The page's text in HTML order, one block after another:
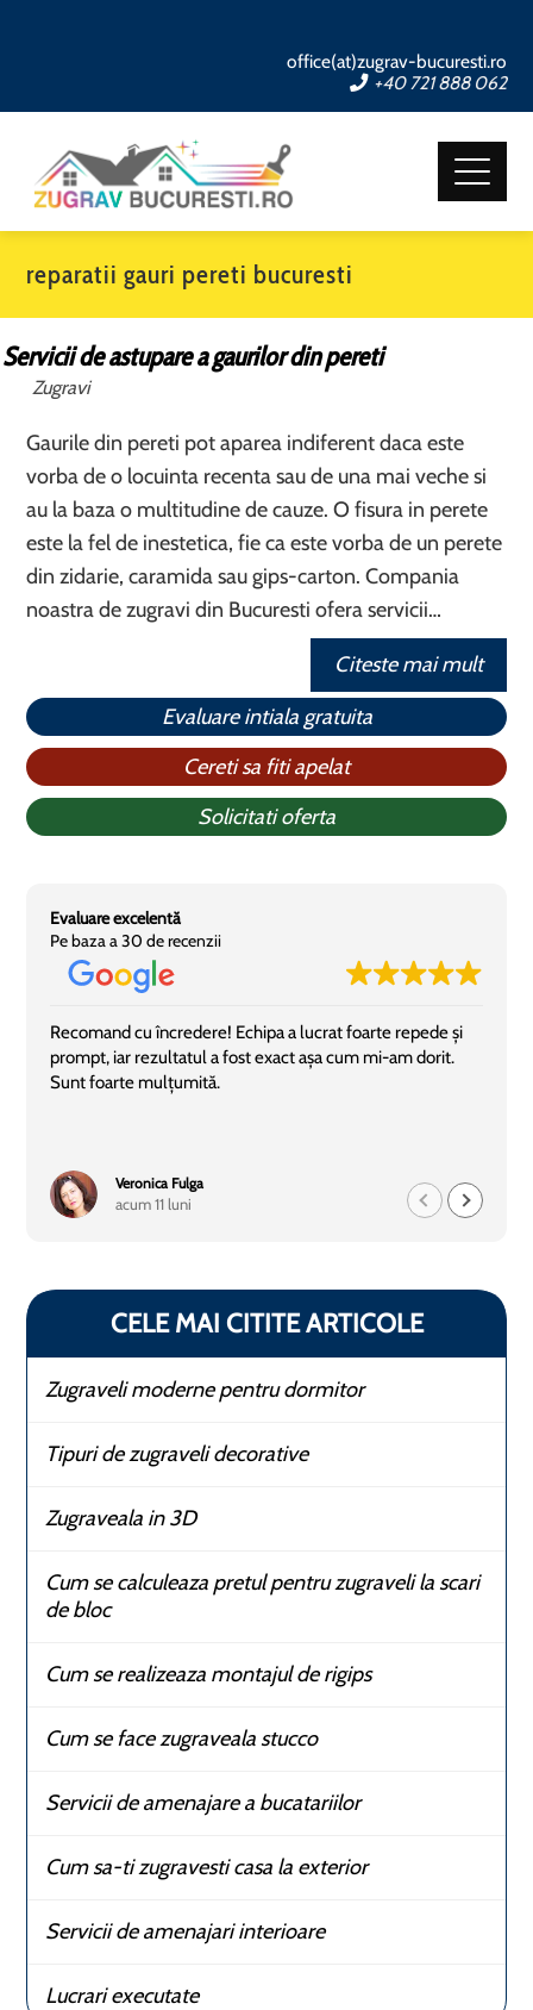
office(at)zugrav-bucuresti.ro
+40 721 888 062
reparatii gauri pereti bucuresti
Servicii de astupare a gaurilor din pereti
Zugravi
Gaurile din pereti pot aparea indiferent daca este
vorba de o locuinta recenta sau de una mai veche si
au la baza o multitudine de cauze. O fisura in perete
este la fel de inestetica, fie ca este vorba de un perete
din zidarie, caramida sau gips-carton. Compania
noastra de zugravi din Bucuresti ofera servicii…
Citeste mai mult
Evaluare intiala gratuita
Cereti sa fiti apelat
Solicitati oferta
Evaluare excelentă
Pe baza a 30 de recenzii
Recomand cu încredere! Echipa a lucrat foarte repede și
prompt, iar rezultatul a fost exact așa cum mi-am dorit.
Sunt foarte mulțumită.
Veronica Fulga
acum 11 luni
CELE MAI CITITE ARTICOLE
Zugraveli moderne pentru dormitor
Tipuri de zugraveli decorative
Zugraveala in 3D
Cum se calculeaza pretul pentru zugraveli la scari
de bloc
Cum se realizeaza montajul de rigips
Cum se face zugraveala stucco
Servicii de amenajare a bucatariilor
Cum sa-ti zugravesti casa la exterior
Servicii de amenajari interioare
Lucrari executate